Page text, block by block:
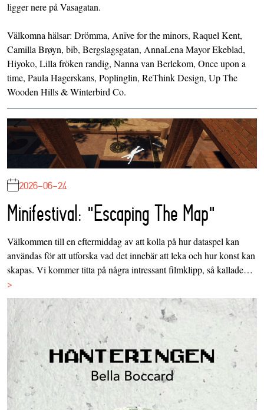
ligger nere på Vasagatan.
Välkomna hälsar: Drömma, Anïve for the minors, Raquel Kent,
Camilla Brøyn, bib, Bergslagsgatan, AnnaLena Mayor Ekeblad,
Hiyoko, Lilla fröken randig, Nanna van Berlekom, Once upon a
time, Paula Hagerskans, Poplinglin, ReThink Design, Up The
Wooden Hills & Winterbird Co.
2026-06-24
Minifestival: "Escaping The Map"
Välkommen till en eftermiddag av att kolla på hur dataspel kan
användas för att utforska vad det innebär att leka och hur konst kan
skapas. Vi kommer titta på några intressant filmklipp, så kallade…
>